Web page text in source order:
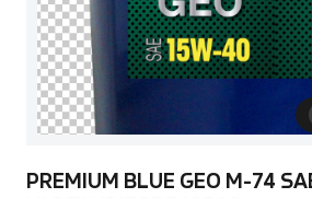
PREMIUM BLUE GEO M-74